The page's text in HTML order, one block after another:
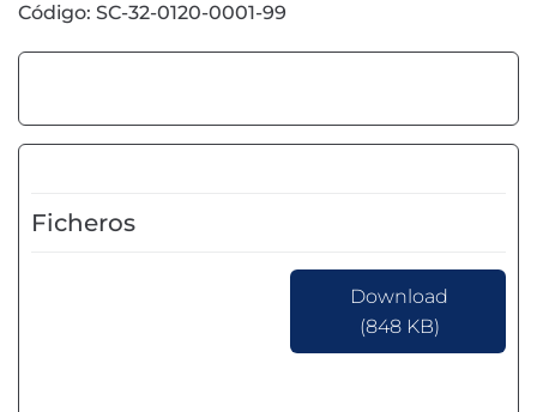
Código: SC-32-0120-0001-99
Ficheros
Download
(848 KB)